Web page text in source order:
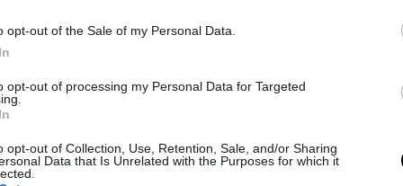
opt-out of the Sale of my Personal Data.
opt-out of processing my Personal Data for Targeted
opt-out of Collection, Use, Retention, Sale, and/or Sharing
Data that Is Unrelated with the Purposes for which it
años como para tal vez conseguir una
por algunos jugadores más jóvenes
se retira del